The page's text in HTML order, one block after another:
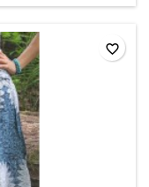
favorite_border